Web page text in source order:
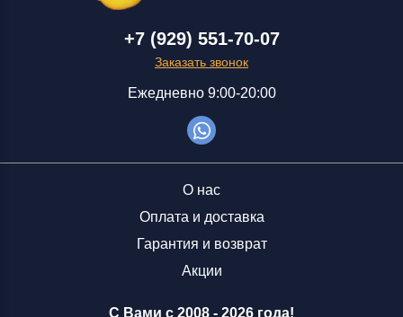
+7 (929) 551-70-07
Заказать звонок
Ежедневно 9:00-20:00
С Вами с 2008 - 2026 года!
О нас
Оплата и доставка
Гарантия и возврат
Акции